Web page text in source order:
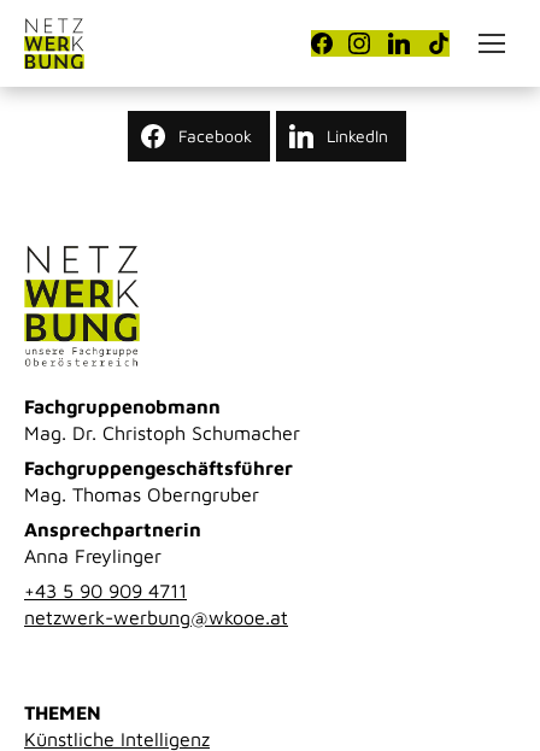
Facebook LinkedIn
Fachgruppenobmann
Mag. Dr. Christoph Schumacher
Fachgruppengeschäftsführer
Mag. Thomas Oberngruber
Ansprechpartnerin
Anna Freylinger
+43 5 90 909 4711
netzwerk-werbung@wkooe.at
THEMEN
Künstliche Intelligenz